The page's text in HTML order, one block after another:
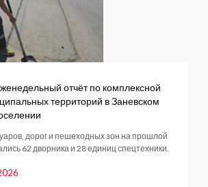
отчёт по комплексной
территорий в Заневском
дорог и пешеходных зон на прошлой
62 дворника и 28 единиц спецтехники.